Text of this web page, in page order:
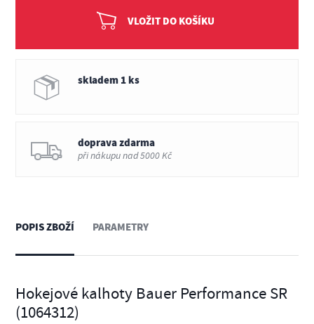
VLOŽIT DO KOŠÍKU
skladem 1 ks
doprava zdarma
při nákupu nad 5000 Kč
POPIS ZBOŽÍ
Hokejové kalhoty Bauer Performance SR
(1064312)
PARAMETRY